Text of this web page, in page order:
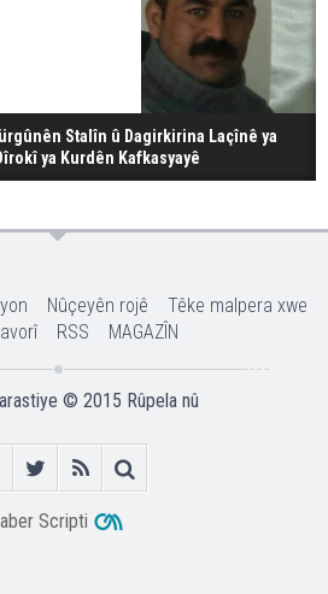
Stalîn û Dagirkirina Laçînê ya
ya Kurdên Kafkasyayê
Nûçeyên rojê
Têke malpera xwe
RSS MAGAZÎN
© 2015 Rûpela nû
Scripti